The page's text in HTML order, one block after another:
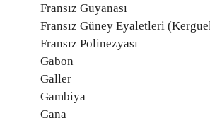
Fransız Guyanası
Fransız Güney Eyaletleri
Fransız Polinezyası
Gabon
Galler
Gambiya
Gana